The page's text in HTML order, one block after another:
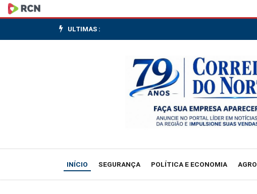
Bolsas
da
após
ULTIMAS :
INÍCIO SEGURANÇA POLÍTICA E ECONOMIA